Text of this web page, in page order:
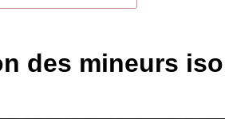
des mineurs